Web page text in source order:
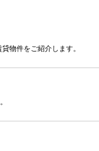
物件をご紹介します。